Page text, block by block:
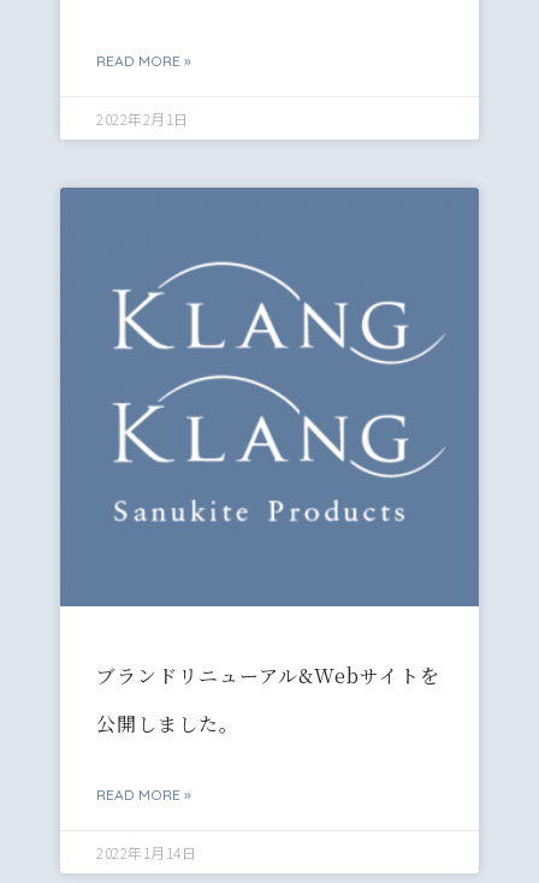
READ MORE »
2022年2月1日
ブランドリニューアル&Webサイトを
公開しました。
READ MORE »
2022年1月14日